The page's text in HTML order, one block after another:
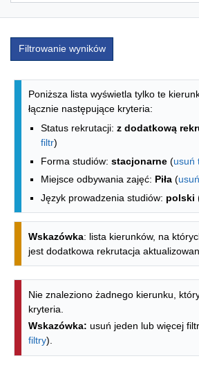
Filtrowanie wyników
Lista kierunków - spis
Poniższa lista wyświetla tylko te
łącznie następujące kryteria:
Status rekrutacji: z dodatkową
filtr)
Forma studiów: stacjonarne (usuń
Miejsce odbywania zajęć: Piła (
Język prowadzenia studiów: polski
Wskazówka: lista kierunków, na
jest dodatkowa rekrutacja
Nie znaleziono żadnego kierunku,
kryteria.
Wskazówka: usuń jeden lub więcej
filtry).